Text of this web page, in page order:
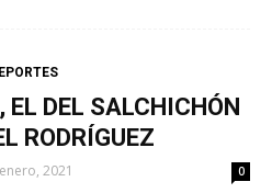
EL DEL SALCHICHÓN
RODRÍGUEZ
2021 0